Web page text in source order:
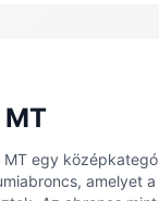
MT
MT egy
amelyet